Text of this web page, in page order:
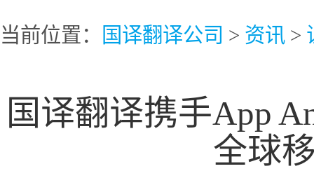
当前位置： 国译翻译公司 > 资讯 >
国译翻译携手App
全球